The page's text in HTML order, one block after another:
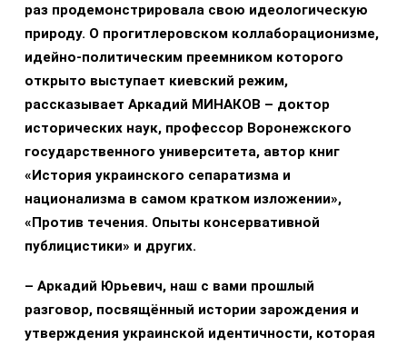
раз продемонстрировала свою идеологическую
природу. О прогитлеровском коллаборационизме,
идейно-политическим преемником которого
открыто выступает киевский режим,
рассказывает Аркадий МИНАКОВ – доктор
исторических наук, профессор Воронежского
государственного университета, автор книг
«История украинского сепаратизма и
национализма в самом кратком изложении»,
«Против течения. Опыты консервативной
публицистики» и других.
– Аркадий Юрьевич, наш с вами прошлый
разговор, посвящённый истории зарождения и
утверждения украинской идентичности, которая